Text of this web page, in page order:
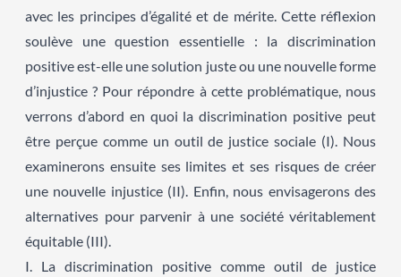
avec les principes d’égalité et de mérite. Cette réflexion
soulève une question essentielle : la discrimination
positive est-elle une solution juste ou une nouvelle forme
d’injustice ? Pour répondre à cette problématique, nous
verrons d’abord en quoi la discrimination positive peut
être perçue comme un outil de justice sociale (I). Nous
examinerons ensuite ses limites et ses risques de créer
une nouvelle injustice (II). Enfin, nous envisagerons des
alternatives pour parvenir à une société véritablement
équitable (III).
I. La discrimination positive comme outil de justice